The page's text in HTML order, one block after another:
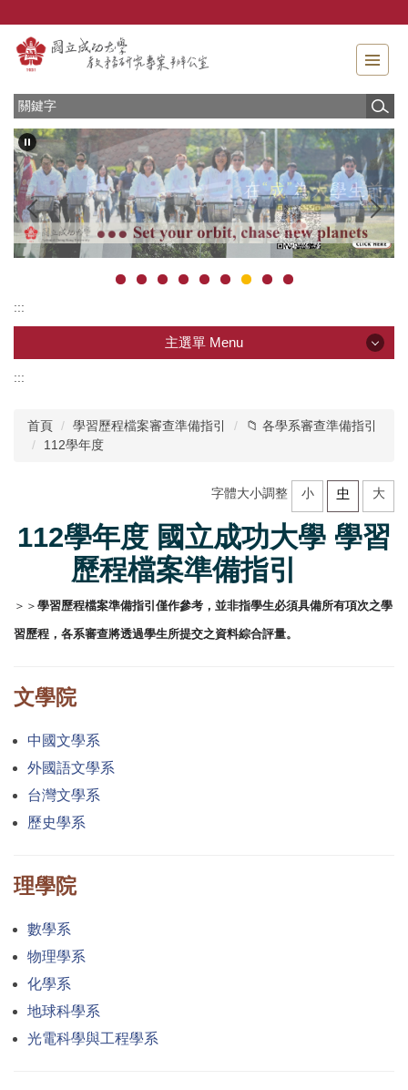
主
容
區
塊
:::
主選單 Menu
單位簡介
學習歷程檔案審查準備指引
各式入學管道資訊
新生支持辦公室
大學預修課程 Advanced Placement
:::
首頁 學習歷程檔案審查準備指引
📁 各學系審查準備指引
112學年度
字體大小調整 小 中 大
112學年度 國立成功大學 學習
歷程檔案準備指引
＞＞ 學習歷程檔案準備指引僅作參考，並非指學生必須具備所有項次之學
習歷程，各系審查將透過學生所提交之資料綜合評量。
文學院
中國文學系
外國語文學系
台灣文學系
歷史學系
理學院
數學系
物理學系
化學系
地球科學系
光電科學與工程學系